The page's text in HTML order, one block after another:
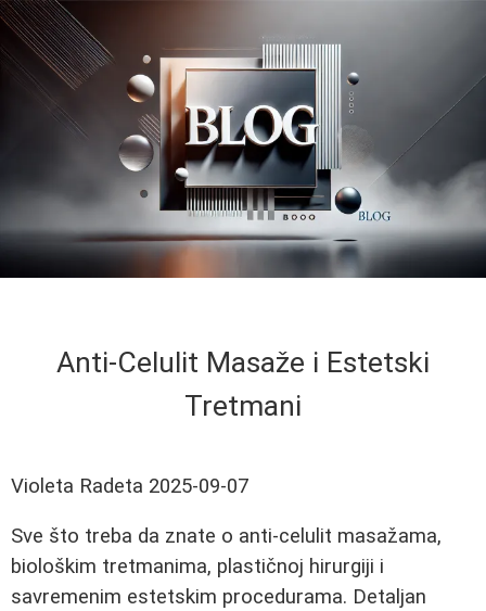
Anti-Celulit Masaže i Estetski
Tretmani
Violeta Radeta 2025-09-07
Sve što treba da znate o anti-celulit masažama,
biološkim tretmanima, plastičnoj hirurgiji i
savremenim estetskim procedurama. Detaljan